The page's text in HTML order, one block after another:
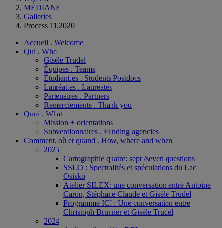
MÉDIANE
Galleries
Process 11.2020
Accueil . Welcome
Qui . Who
Gisèle Trudel
Équipes . Teams
Étudiant.es . Students Postdocs
Lauréat.es . Laureates
Partenaires . Partners
Remerciements . Thank you
Quoi . What
Mission + orientations
Subventionnaires . Funding agencies
Comment, où et quand . How, where and when
2025
Cartographie quatre: sept /seven questions
SSLO : Spectralités et spéculations du Lac
Osisko
Atelier SILEX: une conversation entre Antoine
Caron, Stéphane Claude et Gisèle Trudel
Programme ICI : Une conversation entre
Christoph Brunner et Gisèle Trudel
2024